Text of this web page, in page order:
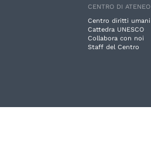
CENTRO DI ATENEO
Centro diritti umani
Cattedra UNESCO
Collabora con noi
Staff del Centro